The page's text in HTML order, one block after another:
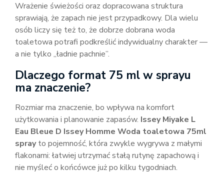
Wrażenie świeżości oraz dopracowana struktura
sprawiają, że zapach nie jest przypadkowy. Dla wielu
osób liczy się też to, że dobrze dobrana woda
toaletowa potrafi podkreślić indywidualny charakter —
a nie tylko „ładnie pachnie”.
Dlaczego format 75 ml w sprayu
ma znaczenie?
Rozmiar ma znaczenie, bo wpływa na komfort
użytkowania i planowanie zapasów. Issey Miyake L
Eau Bleue D Issey Homme Woda toaletowa 75ml
sprayto pojemność, która zwykle wygrywa z małymi
flakonami: łatwiej utrzymać stałą rutynę zapachową i
nie myśleć o końcówce już po kilku tygodniach.